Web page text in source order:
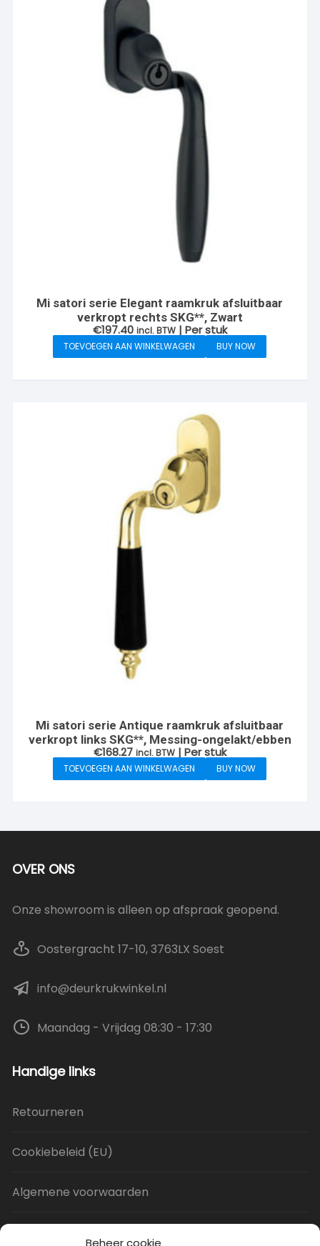
Beheer cookie
Mi satori serie Elegant raamkruk afsluitbaar
verkropt rechts SKG**, Zwart
€197.40 incl. BTW | Per stuk
TOEVOEGEN AAN WINKELWAGEN BUY NOW
Mi satori serie Antique raamkruk afsluitbaar
verkropt links SKG**, Messing-ongelakt/ebben
€168.27 incl. BTW | Per stuk
TOEVOEGEN AAN WINKELWAGEN BUY NOW
OVER ONS
Onze showroom is alleen op afspraak geopend.
Oostergracht 17-10, 3763LX Soest
info@deurkrukwinkel.nl
Maandag - Vrijdag 08:30 - 17:30
Handige links
Retourneren
Cookiebeleid (EU)
Algemene voorwaarden